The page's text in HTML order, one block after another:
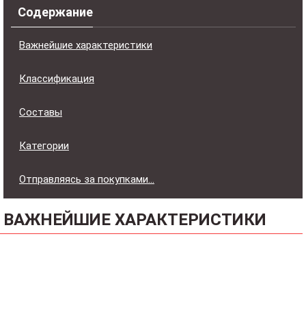
Содержание
Важнейшие характеристики
Классификация
Составы
Категории
Отправляясь за покупками…
ВАЖНЕЙШИЕ ХАРАКТЕРИСТИКИ